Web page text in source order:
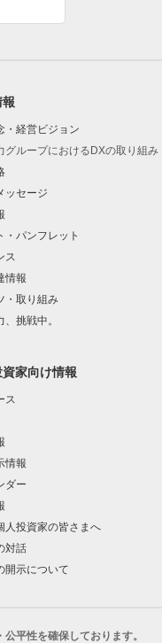
・経営ビジョン
グループにおけるDXの取り組み
ッセージ
・パンフレット
ス
情報
・取り組み
挑戦中。
資家向け情報
ス
情報
ダー
人投資家の皆さまへ
対話
開示について
平性を確保しております。